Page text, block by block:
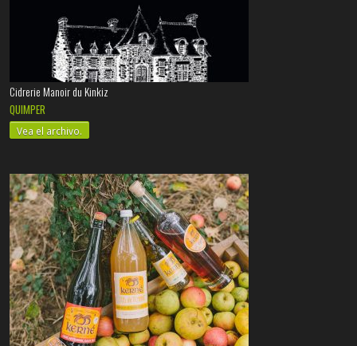
Cidrerie Manoir du Kinkiz
QUIMPER
Vea el archivo.